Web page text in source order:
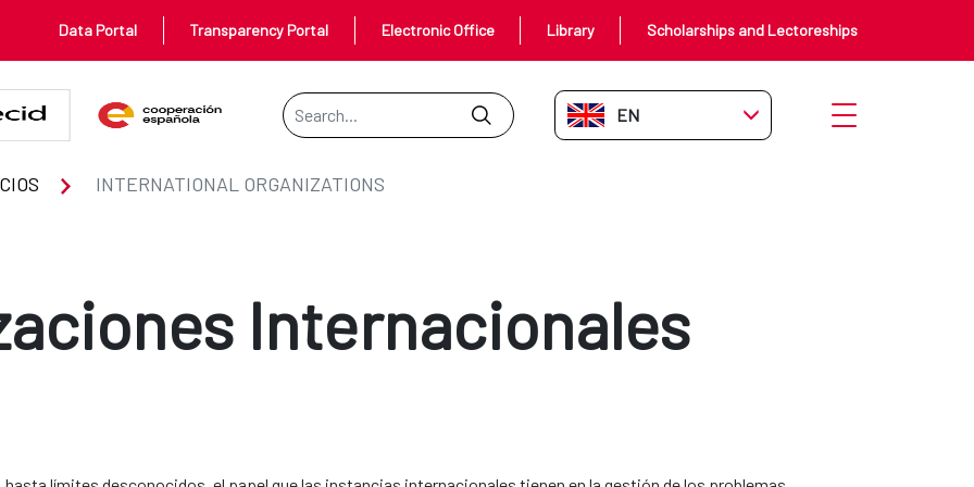
Data Portal Transparency Portal Electronic Office Library Scholarships and Lectoreships
Search Bar
EN-GB Open menu
INTERNATIONAL ORGANIZATIONS
Internacionales